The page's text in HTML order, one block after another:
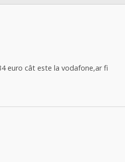
euro cât este la vodafone,ar fi